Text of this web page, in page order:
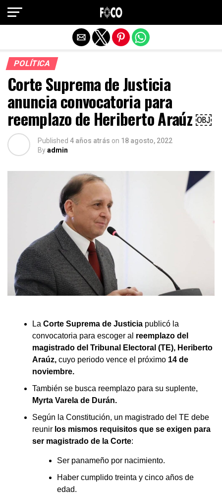
POLÍTICA
Corte Suprema de Justicia
anuncia convocatoria para
reemplazo de Heriberto Araúz ￼
Published 4 años atrás on 18 agosto, 2022
Byadmin
La Corte Suprema de Justicia publicó la
convocatoria para escoger al reemplazo del
magistrado del Tribunal Electoral (TE), Heriberto
Araúz, cuyo periodo vence el próximo 14 de
noviembre.
También se busca reemplazo para su suplente,
Myrta Varela de Durán.
Según la Constitución, un magistrado del TE debe
reunir los mismos requisitos que se exigen para
ser magistrado de la Corte:
Ser panameño por nacimiento.
Haber cumplido treinta y cinco años de
edad.
Salir de la versión móvil